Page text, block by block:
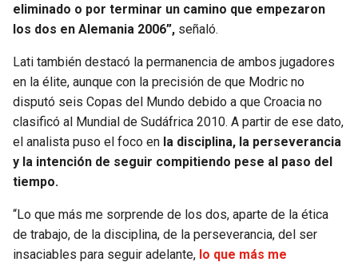
eliminado o por terminar un camino que empezaron
los dos en Alemania 2006”, señaló.
Lati también destacó la permanencia de ambos jugadores
en la élite, aunque con la precisión de que Modric no
disputó seis Copas del Mundo debido a que Croacia no
clasificó al Mundial de Sudáfrica 2010. A partir de ese dato,
el analista puso el foco en la disciplina, la perseverancia
y la intención de seguir compitiendo pese al paso del
tiempo.
“Lo que más me sorprende de los dos, aparte de la ética
de trabajo, de la disciplina, de la perseverancia, del ser
insaciables para seguir adelante, lo que más me